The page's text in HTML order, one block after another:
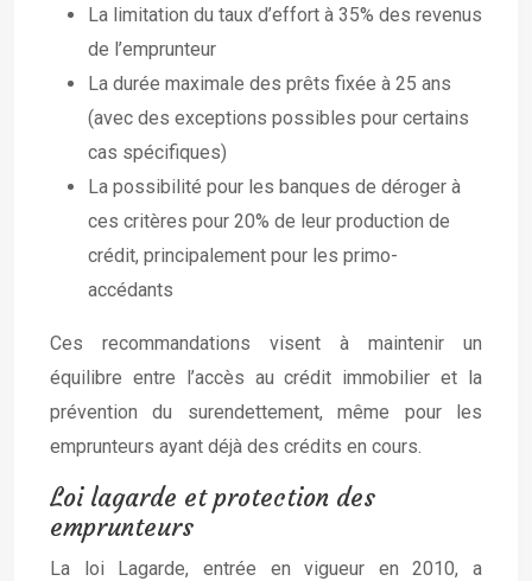
La limitation du taux d’effort à 35% des revenus
de l’emprunteur
La durée maximale des prêts fixée à 25 ans
(avec des exceptions possibles pour certains
cas spécifiques)
La possibilité pour les banques de déroger à
ces critères pour 20% de leur production de
crédit, principalement pour les primo-
accédants
Ces recommandations visent à maintenir un
équilibre entre l’accès au crédit immobilier et la
prévention du surendettement, même pour les
emprunteurs ayant déjà des crédits en cours.
Loi lagarde et protection des
emprunteurs
La loi Lagarde, entrée en vigueur en 2010, a